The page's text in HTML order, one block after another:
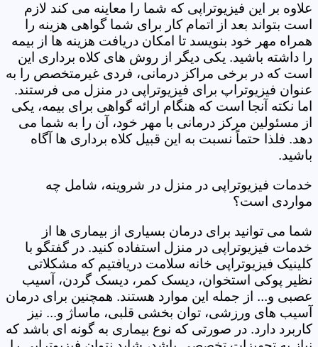
علاوه بر این فیزیوتراپی که شما را معاینه می کند لازم
است بتواند بعد از اتمام کار برای شما گواهی هزینه را
همراه مهر خود بنویسد تا امکان دریافت هزینه ها از بیمه
را داشته باشید. یکی دیگر از روش های کلاه برداری این
است که در برخی مراکز درمانی، فردی غیرمتخصص را به
عنوان فیزیوتراپ برای فیزیوتراپی در منزل می فرستند.
اما نکته آنجا است که هنگام ارائه گواهی برای بیمه، یکی
از مسئولین مرکز درمانی با مهر خود، آن را به شما می
دهد. فلذا حتماً نسبت به این قبیل کلاه برداری ها آگاه
باشید.
خدمات فیزیوتراپی در منزل در شروینه، شامل چه
مواردی است؟
شما می توانید برای درمان بسیاری از بیماری ها از
خدمات فیزیوتراپی در منزل استفاده کنید. در گفتگو با
کلینیک فیزیوتراپی خانه سلامت دریافتیم که مشکلاتی
نظیر پوکی استخوان، دیسک کمر، دیسک گردن، آسیب
عصبی و... از جمله این موارد هستند. همچنین برای درمان
آسیب های ورزشی، توان بخشی قلبی، ماساژ و... نیز
کاربرد دارد. در صورتی که نوع بیماری به گونه ای باشد که